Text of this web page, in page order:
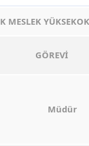
MESLEK
GÖREVİ
Müdür